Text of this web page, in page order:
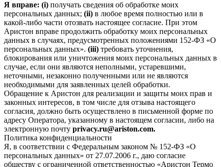
Я вправе: (i) получать сведения об обработке моих
персональных данных; (ii) в любое время полностью или в
какой-либо части отозвать настоящее согласие. При этом
Аристон вправе продолжить обработку моих персональных
данных в случаях, предусмотренных положениями 152-ФЗ «О
персональных данных». (iii) требовать уточнения,
блокирования или уничтожения моих персональных данных в
случае, если они являются неполными, устаревшими,
неточными, незаконно полученными или не являются
необходимыми для заявленных целей обработки.
Обращение к Аристон для реализации и защиты моих прав и
законных интересов, в том числе для отзыва настоящего
согласия, должно быть осуществлено в письменной форме по
адресу Оператора, указанному в настоящем согласии, либо на
электронную почту privacy.ru@ariston.com.
Политика конфиденциальности
Я, в соответствии с Федеральным законом № 152-ФЗ «О
персональных данных» от 27.07.2006 г., даю согласие
обществу с ограниченной ответственностью «Аристон Термо